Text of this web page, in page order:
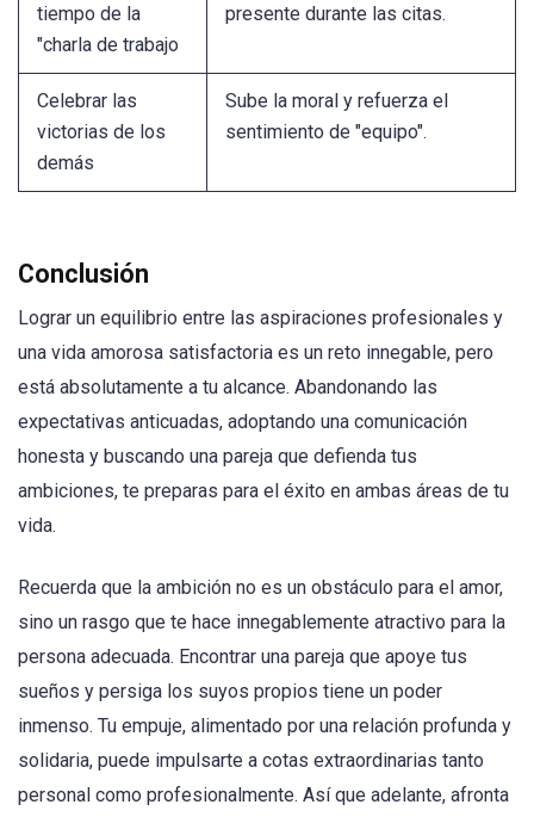
tiempo de la
"charla de trabajo
presente durante las citas.
Celebrar las
victorias de los
demás
Sube la moral y refuerza el
sentimiento de "equipo".
Conclusión
Lograr un equilibrio entre las aspiraciones profesionales y
una vida amorosa satisfactoria es un reto innegable, pero
está absolutamente a tu alcance. Abandonando las
expectativas anticuadas, adoptando una comunicación
honesta y buscando una pareja que defienda tus
ambiciones, te preparas para el éxito en ambas áreas de tu
vida.
Recuerda que la ambición no es un obstáculo para el amor,
sino un rasgo que te hace innegablemente atractivo para la
persona adecuada. Encontrar una pareja que apoye tus
sueños y persiga los suyos propios tiene un poder
inmenso. Tu empuje, alimentado por una relación profunda y
solidaria, puede impulsarte a cotas extraordinarias tanto
personal como profesionalmente. Así que adelante, afronta